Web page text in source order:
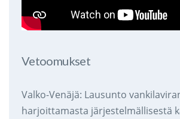
Vetoomukset
Valko-Venäjä: Lausunto
harjoittamasta järjestelmällisestä